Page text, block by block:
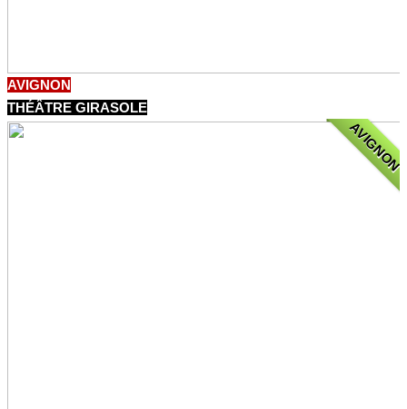
AVIGNON
THÉÂTRE GIRASOLE
AVIGNON